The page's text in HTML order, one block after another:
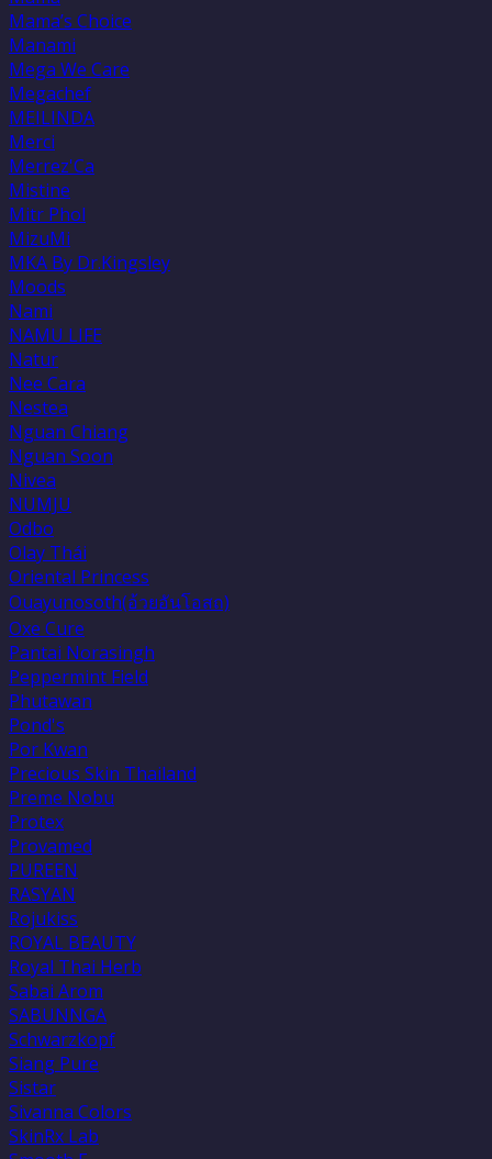
Mama’s Choice
Manami
Mega We Care
Megachef
MEILINDA
Merci
Merrez'Ca
Mistine
Mitr Phol
MizuMi
MKA By Dr.Kingsley
Moods
Nami
NAMU LIFE
Natur
Nee Cara
Nestea
Nguan Chiang
Nguan Soon
Nivea
NUMJU
Odbo
Olay Thái
Oriental Princess
Ouayunosoth(อ้วยอันโอสถ)
Oxe Cure
Pantai Norasingh
Peppermint Field
Phutawan
Pond's
Por Kwan
Precious Skin Thailand
Preme Nobu
Protex
Provamed
PUREEN
RASYAN
Rojukiss
ROYAL BEAUTY
Royal Thai Herb
Sabai Arom
SABUNNGA
Schwarzkopf
Siang Pure
Sistar
Sivanna Colors
SkinRx Lab